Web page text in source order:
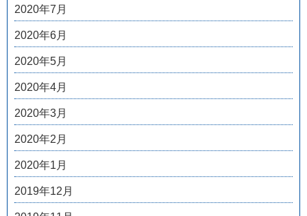
2020年7月
2020年6月
2020年5月
2020年4月
2020年3月
2020年2月
2020年1月
2019年12月